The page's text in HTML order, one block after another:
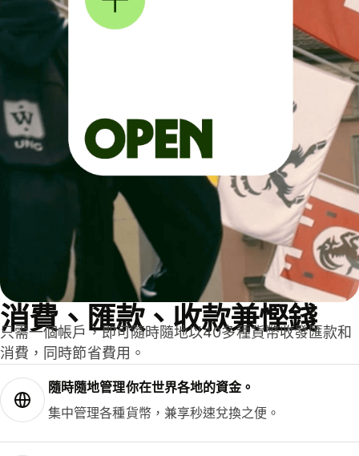
消費、匯款、收款兼慳錢
只需一個帳戶，即可隨時隨地以40多種貨幣收發匯款和
消費，同時節省費用。
隨時隨地管理你在世界各地的資金。
集中管理各種貨幣，兼享秒速兌換之便。